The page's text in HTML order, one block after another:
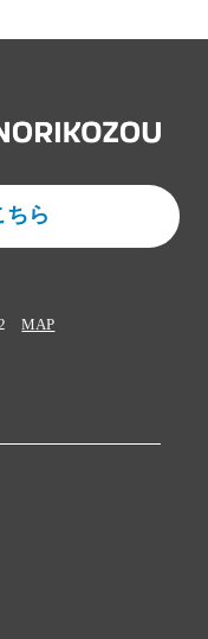
ちら
MAP